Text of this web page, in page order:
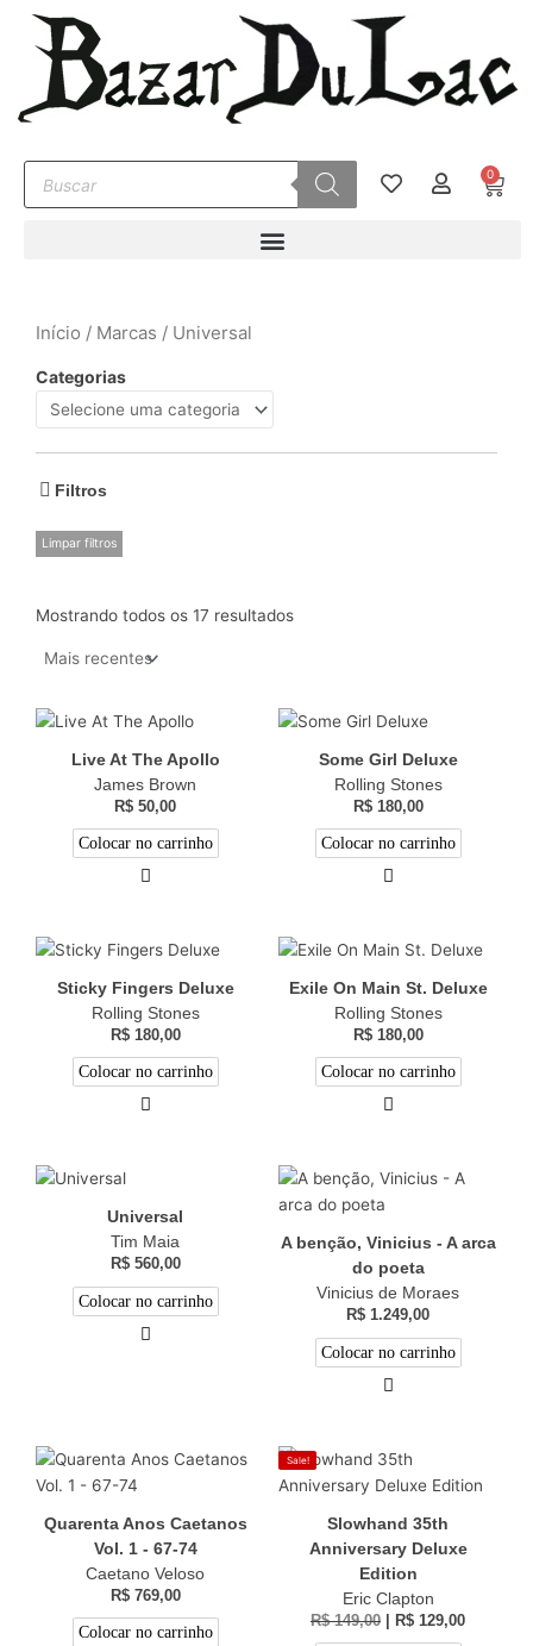
conteúdo
Pesquisar
produtos
0
Início / Marcas / Universal
Categorias
Filtros
Limpar filtros
Mostrando todos os 17 resultados
Live At The Apollo
James Brown
R$ 50,00
Colocar no carrinho
Some Girl Deluxe
Rolling Stones
R$180,00
Colocar no carrinho
Sticky Fingers Deluxe
Rolling Stones
R$180,00
Colocar no carrinho
Exile On Main St. Deluxe
Rolling Stones
R$180,00
Colocar no carrinho
Universal
Tim Maia
R$560,00
Colocar no carrinho
A benção, Vinicius - A arca
do poeta
Vinicius de Moraes
R$ 1.249,00
Colocar no carrinho
Quarenta Anos Caetanos
Vol. 1 - 67-74
Caetano Veloso
R$769,00
Colocar no carrinho
Sale!
Slowhand 35th
Anniversary Deluxe
Edition
Eric Clapton
R$149,00 R$ 129,00